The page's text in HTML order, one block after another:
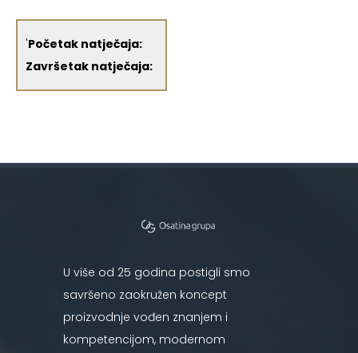
'Početak natječaja:
Završetak natječaja:
U više od 25 godina postigli smo
savršeno zaokružen koncept
proizvodnje vođen znanjem i
kompetencijom, modernom